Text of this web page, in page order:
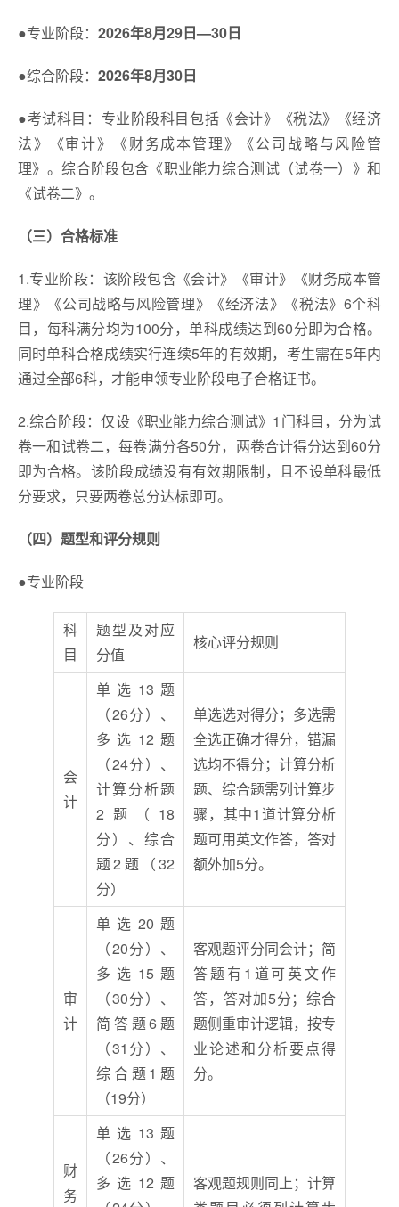
‌●专业阶段‌： 2026年8月29日—30日
‌●综合阶段‌： 2026年8月30日
●考试科目：专业阶段科目包括《会计》《税法》《经济
法》《审计》《财务成本管理》《公司战略与风险管
理》。‌‌综合阶段包含《职业能力综合测试（试卷一）》和
《试卷二》。
（三）合格标准
1.专业阶段：该阶段包含《会计》《审计》《财务成本管
理》《公司战略与风险管理》《经济法》《税法》6个科
目，每科满分均为100分，单科成绩达到60分即为合格。
同时单科合格成绩实行连续5年的有效期，考生需在5年内
通过全部6科，才能申领专业阶段电子合格证书。
2.综合阶段：仅设《职业能力综合测试》1门科目，分为试
卷一和试卷二，每卷满分各50分，两卷合计得分达到60分
即为合格。该阶段成绩没有有效期限制，且不设单科最低
分要求，只要两卷总分达标即可。
（四）题型和评分规则
●专业阶段
科
目
题型及对应
分值
​核心评分规则
会
计
单选13题
（26分）、
多选12题
（24分）、
计算分析题
2题（18
分）、综合
题2题（32
分）
单选选对得分；多选需
全选正确才得分，错漏
选均不得分；计算分析
题、综合题需列计算步
骤，其中1道计算分析
题可用英文作答，答对
额外加5分。
审
计
单选20题
（20分）、
多选15题
（30分）、
简答题6题
（31分）、
综合题1题
（19分）
客观题评分同会计；简
答题有1道可英文作
答，答对加5分；综合
题侧重审计逻辑，按专
业论述和分析要点得
分。
财
务
单选13题
（26分）、
多选12题
客观题规则同上；计算